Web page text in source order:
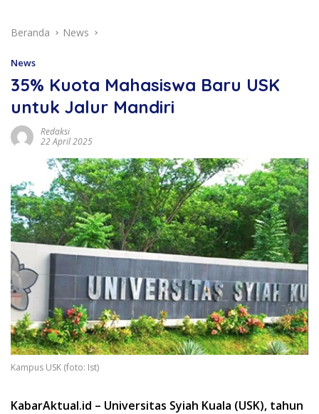
Beranda News
News
35% Kuota Mahasiswa Baru USK
untuk Jalur Mandiri
Redaksi
22 April 2025
Kampus USK (foto: Ist)
KabarAktual.id – Universitas Syiah Kuala (USK), tahun